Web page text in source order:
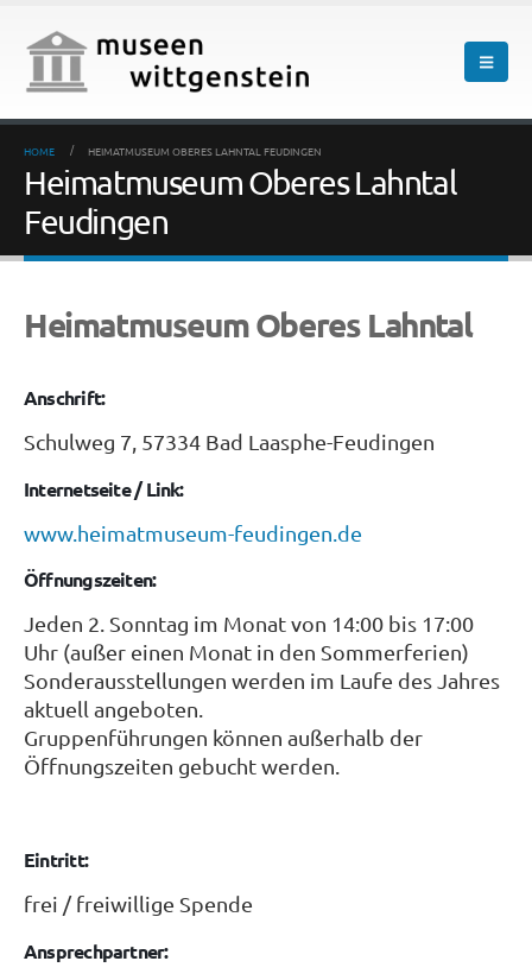
HOME HEIMATMUSEUM OBERES LAHNTAL FEUDINGEN
Heimatmuseum Oberes Lahntal
Feudingen
Heimatmuseum Oberes Lahntal
Anschrift:
Schulweg 7, 57334 Bad Laasphe-Feudingen
Internetseite / Link:
www.heimatmuseum-feudingen.de
Öffnungszeiten:
Jeden 2. Sonntag im Monat von 14:00 bis 17:00
Uhr (außer einen Monat in den Sommerferien)
Sonderausstellungen werden im Laufe des Jahres
aktuell angeboten.
Gruppenführungen können außerhalb der
Öffnungszeiten gebucht werden.
Eintritt:
frei / freiwillige Spende
Ansprechpartner: